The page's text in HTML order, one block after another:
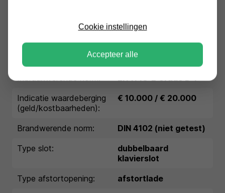
Binnenmaten (HxBxD in
448x364x423
Extra diepte kluisbeslag:
55 mm
Inbraakwerende norm:
EN 1143-2 Grade D-I
Indicatie waardeberging
(geld/kostbaarheden):
€ 10.000 / € 20.000
Brandwerende norm:
DIN 4102 (niet getest)
Type slot:
dubbelbaard
klavierslot
Type afstortopening:
afstortlade
Cookie instellingen
Accepteer alle